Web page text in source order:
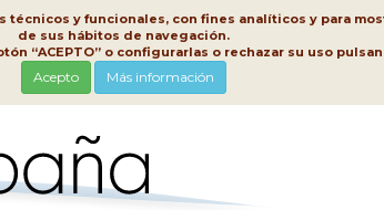
y funcionales, con fines analíticos y para
de sus hábitos de navegación.
“ACEPTO” o configurarlas o rechazar su uso
Acepto Más información